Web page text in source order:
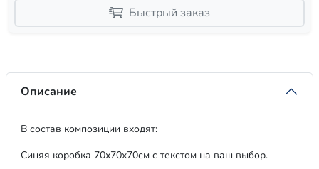
Быстрый заказ
Описание
В состав композиции входят:
Синяя коробка 70х70х70см с текстом на ваш выбор.